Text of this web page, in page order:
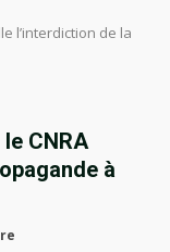
l’interdiction de la
CNRA
à